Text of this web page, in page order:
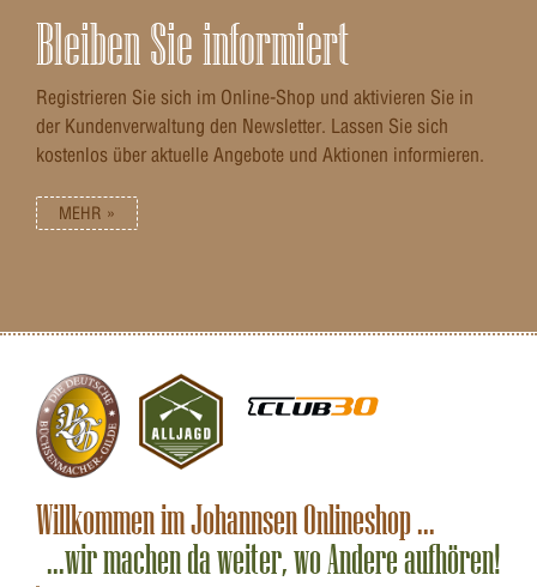
Bleiben Sie informiert
Registrieren Sie sich im Online-Shop und aktivieren Sie in
der Kundenverwaltung den Newsletter. Lassen Sie sich
kostenlos über aktuelle Angebote und Aktionen informieren.
MEHR »
Willkommen im Johannsen Onlineshop ...
...wir machen da weiter, wo Andere aufhören!